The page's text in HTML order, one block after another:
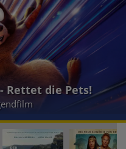
Rettet die Pets!